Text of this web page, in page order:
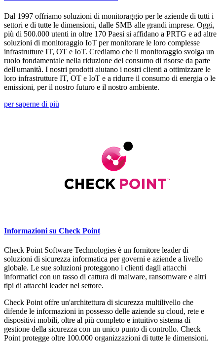
Dal 1997 offriamo soluzioni di monitoraggio per le aziende di tutti i
settori e di tutte le dimensioni, dalle SMB alle grandi imprese. Oggi,
più di 500.000 utenti in oltre 170 Paesi si affidano a PRTG e ad altre
soluzioni di monitoraggio IoT per monitorare le loro complesse
infrastrutture IT, OT e IoT. Crediamo che il monitoraggio svolga un
ruolo fondamentale nella riduzione del consumo di risorse da parte
dell'umanità. I nostri prodotti aiutano i nostri clienti a ottimizzare le
loro infrastrutture IT, OT e IoT e a ridurre il consumo di energia o le
emissioni, per il nostro futuro e il nostro ambiente.
per saperne di più
Informazioni su Check Point
Check Point Software Technologies è un fornitore leader di
soluzioni di sicurezza informatica per governi e aziende a livello
globale. Le sue soluzioni proteggono i clienti dagli attacchi
informatici con un tasso di cattura di malware, ransomware e altri
tipi di attacchi leader nel settore.
Check Point offre un'architettura di sicurezza multilivello che
difende le informazioni in possesso delle aziende su cloud, rete e
dispositivi mobili, oltre al più completo e intuitivo sistema di
gestione della sicurezza con un unico punto di controllo. Check
Point protegge oltre 100.000 organizzazioni di tutte le dimensioni.